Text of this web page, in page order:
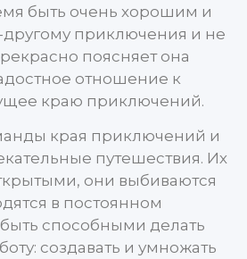
быть очень хорошим и
приключения и не
поясняет она
отношение к
краю приключений.
края приключений и
путешествия. Их
они выбиваются
в постоянном
способными делать
создавать и умножать